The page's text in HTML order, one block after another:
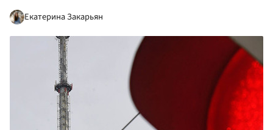
Екатерина Закарьян